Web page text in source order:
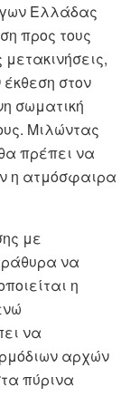
Ελλάδας
προς τους
στον
σωματική
Μιλώντας
πρέπει να
η ατμόσφαιρα
με
να
η
να
αρχών
πύρινα